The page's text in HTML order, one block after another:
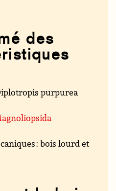
des
purpurea
: bois lourd et